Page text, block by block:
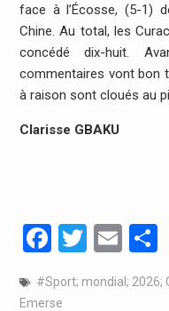
face à l’Écosse, (5-1)
Chine. Au total, les
concédé dix-huit.
commentaires vont bon
à raison sont cloués au
Clarisse GBAKU
Facebook
Twitter
#Sport; mondial; 2026;
Emerse